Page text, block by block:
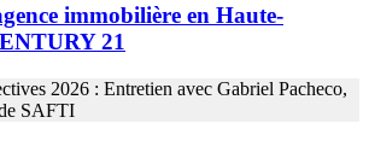
immobilière en Haute-
21